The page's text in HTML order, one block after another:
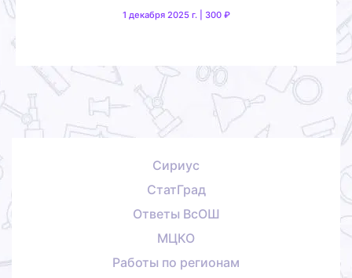
1 декабря 2025 г. | 300 ₽
Сириус
СтатГрад
Ответы ВсОШ
МЦКО
Работы по регионам